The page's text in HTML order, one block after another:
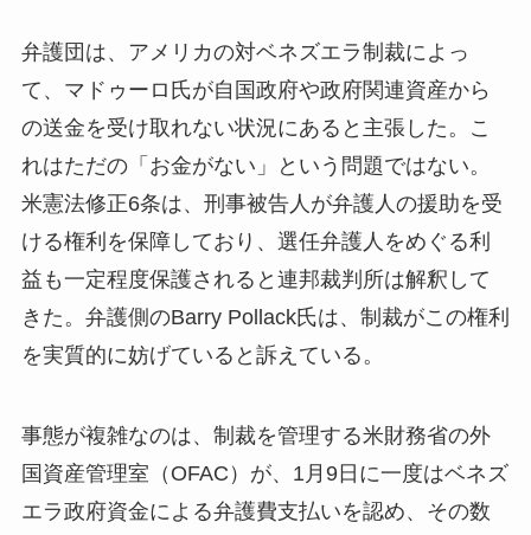
弁護団は、アメリカの対ベネズエラ制裁によっ
て、マドゥーロ氏が自国政府や政府関連資産から
の送金を受け取れない状況にあると主張した。こ
れはただの「お金がない」という問題ではない。
米憲法修正6条は、刑事被告人が弁護人の援助を受
ける権利を保障しており、選任弁護人をめぐる利
益も一定程度保護されると連邦裁判所は解釈して
きた。弁護側のBarry Pollack氏は、制裁がこの権利
を実質的に妨げていると訴えている。
事態が複雑なのは、制裁を管理する米財務省の外
国資産管理室（OFAC）が、1月9日に一度はベネズ
エラ政府資金による弁護費支払いを認め、その数